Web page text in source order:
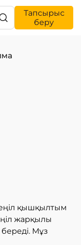
Тапсырыс
беру
қышқылтым
жарқылы
Мұз